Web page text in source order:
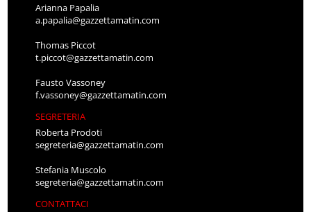
Arianna Papalia
a.papalia@gazzettamatin.com
Thomas Piccot
t.piccot@gazzettamatin.com
Fausto Vassoney
f.vassoney@gazzettamatin.com
SEGRETERIA
Roberta Prodoti
segreteria@gazzettamatin.com
Stefania Muscolo
segreteria@gazzettamatin.com
CONTATTACI